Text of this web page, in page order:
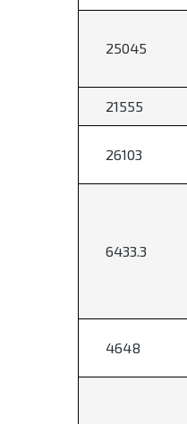
25045
21555
26103
6433.3
4648